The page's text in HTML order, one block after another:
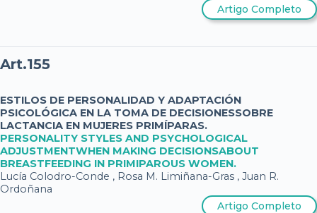
Artigo Completo
Art.155
ESTILOS DE PERSONALIDAD Y ADAPTACIÓN
PSICOLÓGICA EN LA TOMA DE DECISIONESSOBRE
LACTANCIA EN MUJERES PRIMÍPARAS.
PERSONALITY STYLES AND PSYCHOLOGICAL
ADJUSTMENTWHEN MAKING DECISIONSABOUT
BREASTFEEDING IN PRIMIPAROUS WOMEN.
Lucía Colodro-Conde , Rosa M. Limiñana-Gras , Juan R.
Ordoñana
Artigo Completo